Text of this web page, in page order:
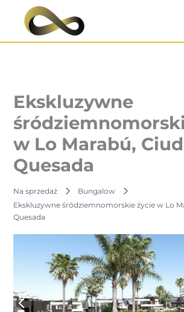
Przejdź
Ekskluzywne
w Lo Marabú,
Quesada
Na sprzedaż
Bungalow
Ekskluzywne śródziemnomorskie życie w Lo
Quesada